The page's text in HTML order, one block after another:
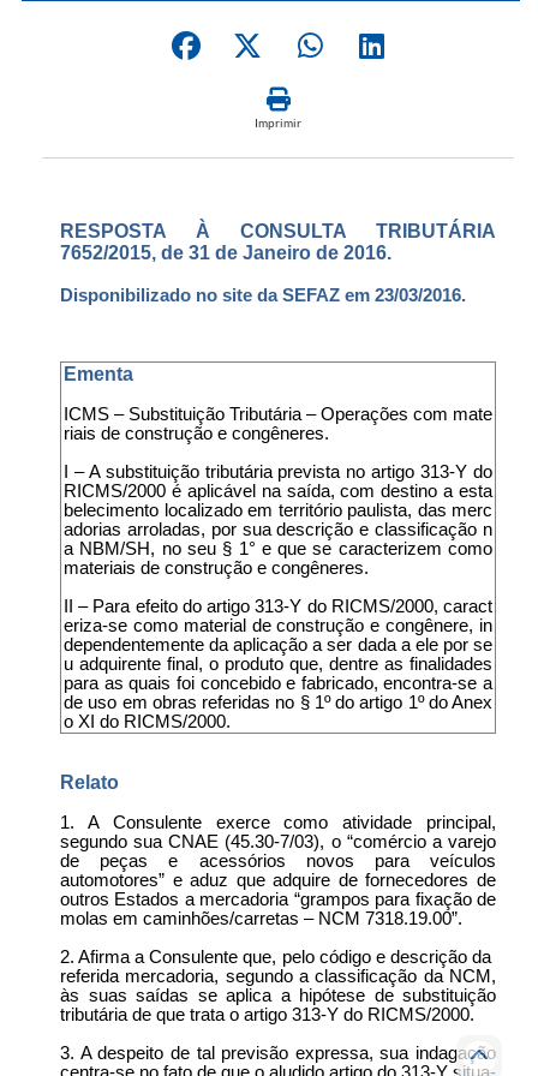
Imprimir
RESPOSTA À CONSULTA TRIBUTÁRIA
7652/2015, de 31 de Janeiro de 2016.
Disponibilizado no site da SEFAZ em 23/03/2016.
Ementa
ICMS – Substituição Tributária – Operações com mate
riais de construção e congêneres.
I – A substituição tributária prevista no artigo 313-Y do
RICMS/2000 é aplicável na saída, com destino a esta
belecimento localizado em território paulista, das merc
adorias arroladas, por sua descrição e classificação n
a NBM/SH, no seu § 1° e que se caracterizem como
materiais de construção e congêneres.
II – Para efeito do artigo 313-Y do RICMS/2000, caract
eriza-se como material de construção e congênere, in
dependentemente da aplicação a ser dada a ele por se
u adquirente final, o produto que, dentre as finalidades
para as quais foi concebido e fabricado, encontra-se a
de uso em obras referidas no § 1º do artigo 1º do Anex
o XI do RICMS/2000.
Relato
1. A Consulente exerce como atividade principal,
segundo sua CNAE (45.30-7/03), o “comércio a varejo
de peças e acessórios novos para veículos
automotores” e aduz que adquire de fornecedores de
outros Estados a mercadoria “grampos para fixação de
molas em caminhões/carretas – NCM 7318.19.00”.
2. Afirma a Consulente que, pelo código e descrição da
referida mercadoria, segundo a classificação da NCM,
às suas saídas se aplica a hipótese de substituição
tributária de que trata o artigo 313-Y do RICMS/2000.
3. A despeito de tal previsão expressa, sua indagação